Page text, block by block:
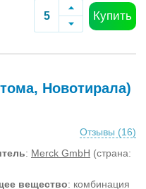
Купить
Новотирала)
Отзывы (16)
: Merck GmbH (страна:
вещество: комбинация